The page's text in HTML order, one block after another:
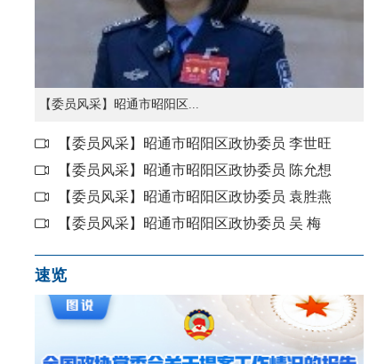
【委员风采】昭通市昭阳区...
【委员风采】昭通市昭阳区政协委员 李世旺
【委员风采】昭通市昭阳区政协委员 陈允想
【委员风采】昭通市昭阳区政协委员 袁胜燕
【委员风采】昭通市昭阳区政协委员 吴 梅
速览